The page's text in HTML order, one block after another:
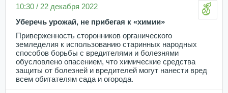
10:30 / 22 декабря 2022
Уберечь урожай, не прибегая к «химии»
Приверженность сторонников органического
земледелия к использованию старинных народных
способов борьбы с вредителями и болезнями
обусловлено опасением, что химические средства
защиты от болезней и вредителей могут нанести вред
всем обитателям сада и огорода.